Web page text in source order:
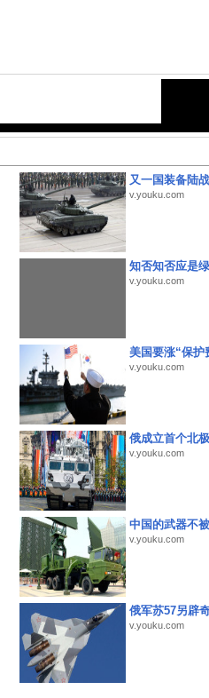
又一国装备陆
v.youku.com
知否知否应是
v.youku.com
美国要涨“保护
v.youku.com
俄成立首个北
v.youku.com
中国的武器不
v.youku.com
俄军苏57另辟
v.youku.com